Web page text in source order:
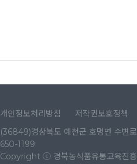
개인정보처리방침 저작권보호정책
(36849)경상북도 예천군 호명면 수변
650-1199
Copyright ⓒ 경북농식품유통교육진